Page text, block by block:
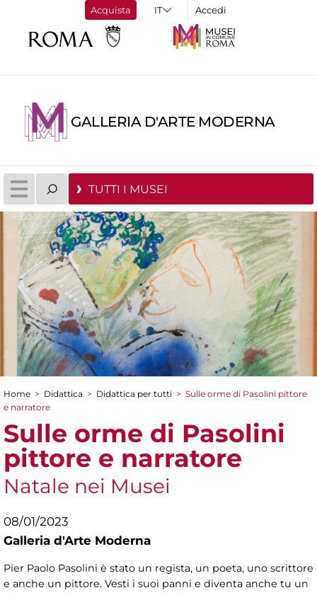
Acquista Accedi
GALLERIA D'ARTE MODERNA
TUTTI I MUSEI
Tu sei qui
Home > Didattica > Didattica per tutti > Sulle orme di Pasolini pittore
e narratore
Sulle orme di Pasolini
pittore e narratore
Natale nei Musei
08/01/2023
Galleria d'Arte Moderna
Pier Paolo Pasolini è stato un regista, un poeta, uno scrittore
e anche un pittore. Vesti i suoi panni e diventa anche tu un